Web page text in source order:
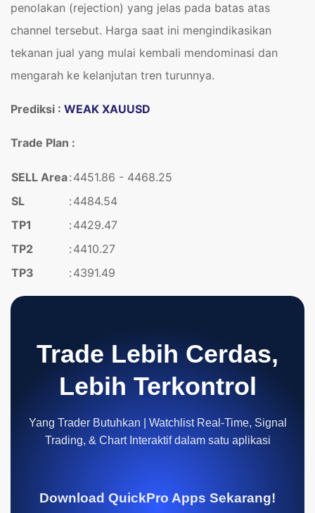
penolakan (rejection) yang jelas pada batas atas
channel tersebut. Harga saat ini mengindikasikan
tekanan jual yang mulai kembali mendominasi dan
mengarah ke kelanjutan tren turunnya.
Prediksi : WEAK XAUUSD
Trade Plan :
SELL Area: 4451.86 - 4468.25
SL
: 4484.54
TP1
: 4429.47
TP2
: 4410.27
TP3
: 4391.49
Trade Lebih Cerdas,
Lebih Terkontrol
Yang Trader Butuhkan | Watchlist Real-Time, Signal
Trading, & Chart Interaktif dalam satu aplikasi
Download QuickPro Apps Sekarang!